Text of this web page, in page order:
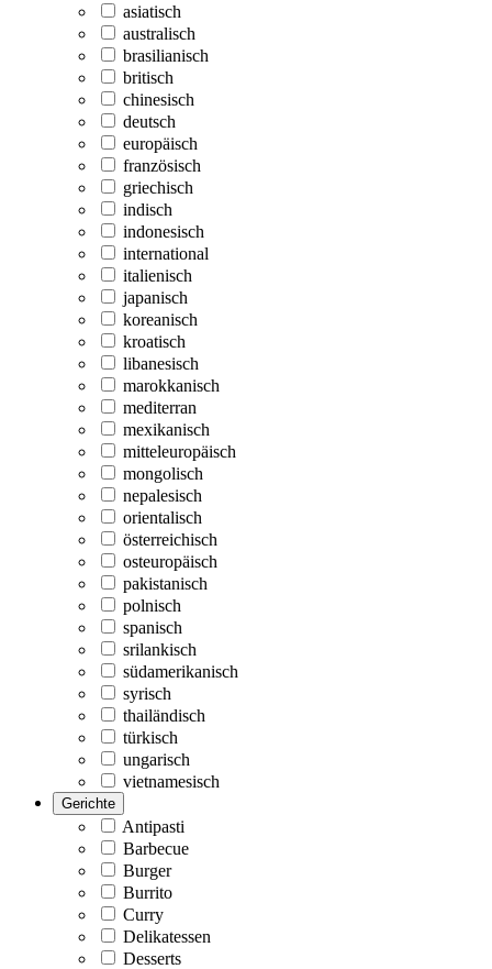
asiatisch
australisch
brasilianisch
britisch
chinesisch
deutsch
europäisch
französisch
griechisch
indisch
indonesisch
international
italienisch
japanisch
koreanisch
kroatisch
libanesisch
marokkanisch
mediterran
mexikanisch
mitteleuropäisch
mongolisch
nepalesisch
orientalisch
österreichisch
osteuropäisch
pakistanisch
polnisch
spanisch
srilankisch
südamerikanisch
syrisch
thailändisch
türkisch
ungarisch
vietnamesisch
Gerichte
Antipasti
Barbecue
Burger
Burrito
Curry
Delikatessen
Desserts